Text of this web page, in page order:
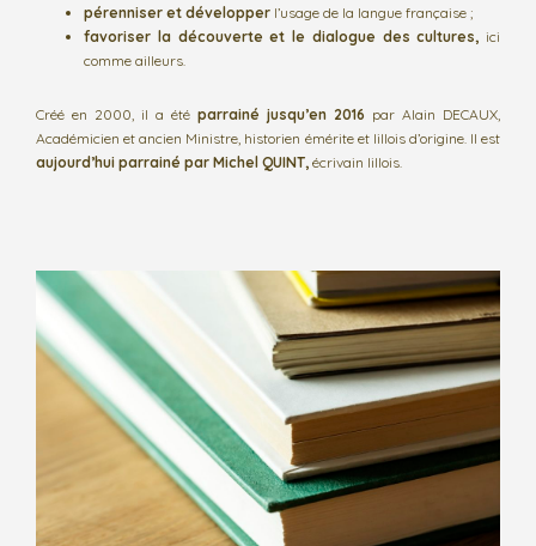
pérenniser et développer l’usage de la langue française ;
favoriser la découverte et le dialogue des cultures, ici
comme ailleurs.
Créé en 2000, il a été parrainé jusqu’en 2016 par Alain DECAUX,
Académicien et ancien Ministre, historien émérite et lillois d’origine. Il est
aujourd’hui parrainé par Michel QUINT, écrivain lillois.